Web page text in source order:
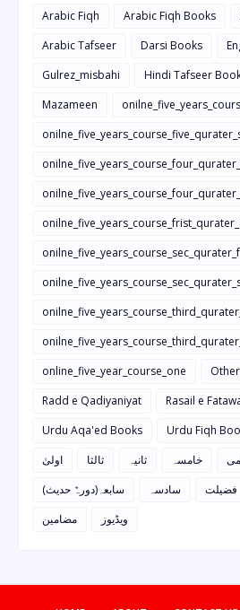
Arabic Fiqh
Arabic Fiqh Books
Arabic Tafseer
Darsi Books
Gulrez_misbahi
Hindi Tafseer
Mazameen
online_five_year_course_one
Radd e Qadiyaniyat
Rasail e
Urdu Aqa'ed Books
Urdu Fiqh
اولیٰ
ثالثا ثانیہ خامسہ
سابعہ(دورہٌ حدیث)
سادسہ فضیلت
مضامین
ویڈیوز